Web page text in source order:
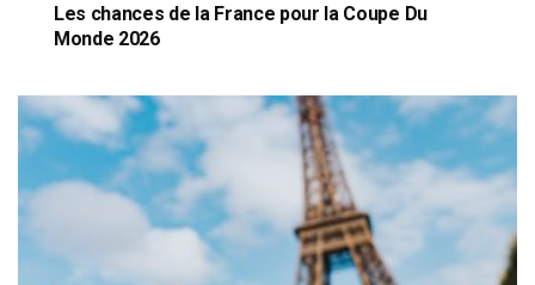
Les chances de la France pour la Coupe Du
Monde 2026